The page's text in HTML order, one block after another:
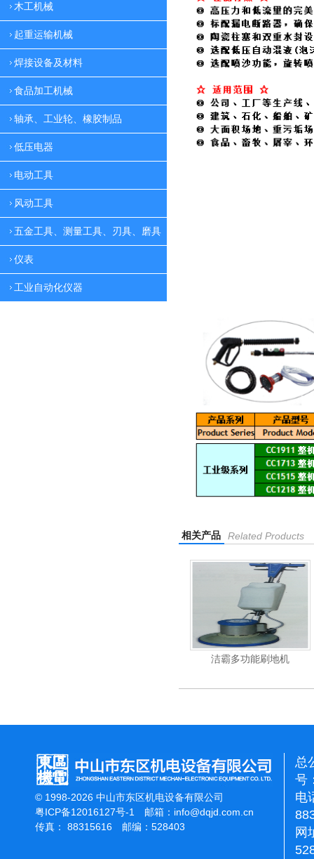
木工机械
起重运输机械
焊接设备及材料
食品加工机械
轴承、工业轮、橡胶制品
低压电器
电动工具
风动工具
五金工具、测量工具、刃具、磨具
仪表
工业自动化仪器
相关产品 Related Products
洁霸多功能刷地机
© 1998-2026 中山市东区机电设备有限公司
粤ICP备12016127号-1
邮箱： info@dqjd.com.cn
传真： 88315616 邮编：528403
总
号
电
网